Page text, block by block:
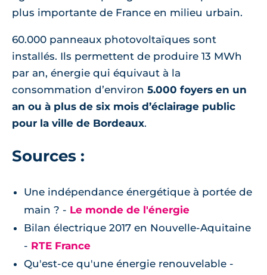
plus importante de France en milieu urbain.
60.000 panneaux photovoltaïques sont
installés. Ils permettent de produire 13 MWh
par an, énergie qui équivaut à la
consommation d’environ 5.000 foyers en un
an ou à plus de six mois d’éclairage public
pour la ville de Bordeaux.
Sources :
Une indépendance énergétique à portée de
main ? - Le monde de l'énergie
Bilan électrique 2017 en Nouvelle-Aquitaine
- RTE France
Qu'est-ce qu'une énergie renouvelable -